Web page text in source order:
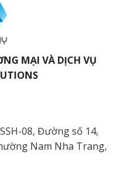
MẠI VÀ DỊCH VỤ
08, Đường số 14,
Nam Nha Trang,